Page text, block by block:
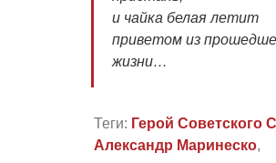
и чайка белая летит
приветом из
жизни…
Теги: Герой Советского
Александр Маринеско,